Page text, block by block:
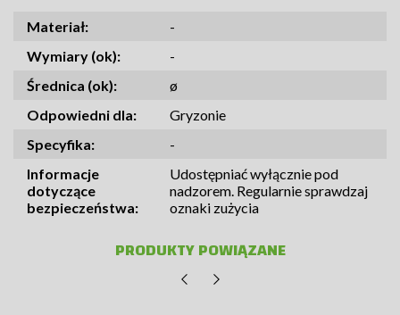
Materiał:
-
Wymiary (ok):
-
Średnica (ok):
ø
Odpowiedni dla:
Gryzonie
Specyfika:
-
Informacje
dotyczące
bezpieczeństwa:
Udostępniać wyłącznie pod
nadzorem. Regularnie sprawdzaj
oznaki zużycia
PRODUKTY POWIĄZANE